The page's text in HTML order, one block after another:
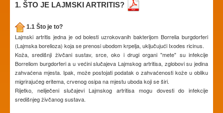
1. ŠTO JE LAJMSKI ARTRITIS?
1.1 Što je to?
Lajmski artritis jedna je od bolesti uzrokovanih bakterijom Borrelia burgdorferi
(Lajmska borelioza) koja se prenosi ubodom krpelja, uključujući Ixodes ricinus.
Koža, središnji živčani sustav, srce, oko i drugi organi "mete" su infekcije
Borreliom burgdorferi a u većini slučajeva Lajmskog artritisa, zglobovi su jedina
zahvaćena mjesta. Ipak, može postojati podatak o zahvaćenosti kože u obliku
migrirajućeg eritema, crvenog osipa na mjestu uboda koji se širi.
Rijetko, neliječeni slučajevi Lajmskog artritisa mogu dovesti do infekcije
središnjeg živčanog sustava.